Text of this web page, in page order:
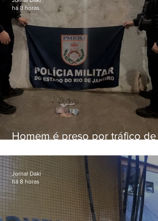
Homem é preso por tráfico de
há 8 horas
Jornal Daki
há 8 horas